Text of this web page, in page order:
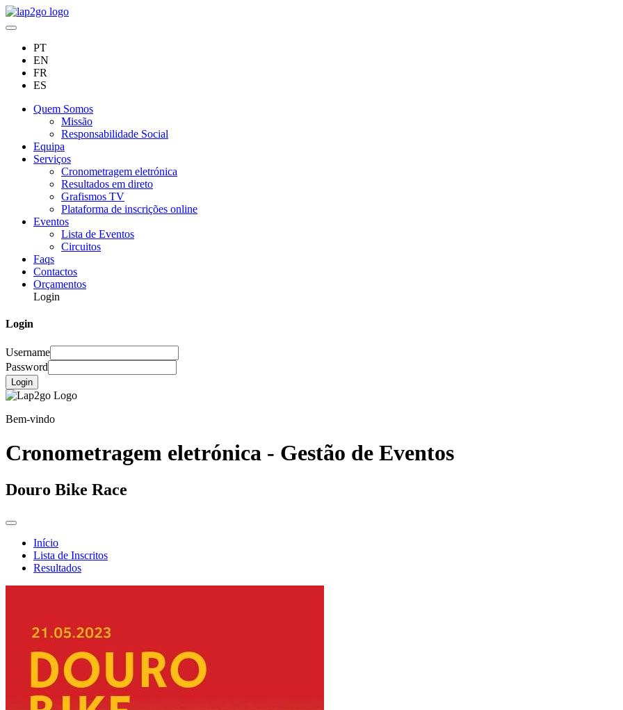
PT
EN
FR
ES
Quem Somos
Missão
Responsabilidade Social
Equipa
Serviços
Cronometragem eletrónica
Resultados em direto
Grafismos TV
Plataforma de inscrições online
Eventos
Lista de Eventos
Circuitos
Faqs
Contactos
Orçamentos
Login
Login
Username
Password
Login
Bem-vindo
Cronometragem eletrónica - Gestão de Eventos
Douro Bike Race
Início
Lista de Inscritos
Resultados